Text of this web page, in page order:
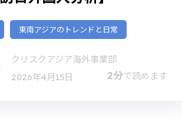
東南アジアのトレンドと日常
クリスクアジア海外事業部
2026年4月15日
2分で読めます